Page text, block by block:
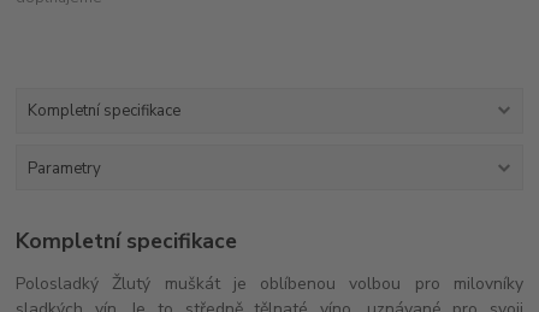
Kompletní specifikace
Parametry
Kompletní specifikace
Polosladký Žlutý muškát je oblíbenou volbou pro milovníky